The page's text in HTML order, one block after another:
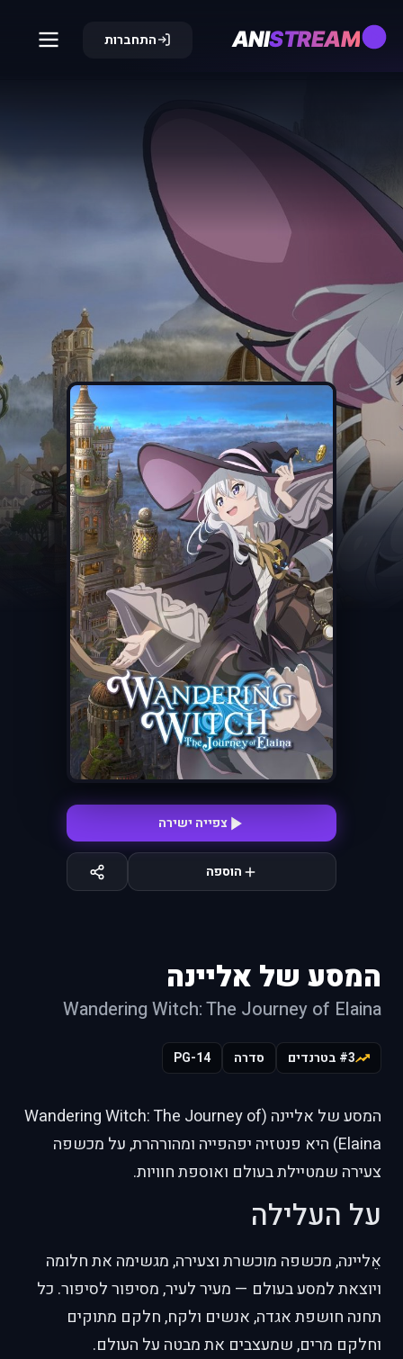
ANISTREAM התחברות
צפייה ישירה
הוספה
המסע של אליינה
Wandering Witch: The Journey of Elaina
#3 בטרנדים סדרה PG-14
המסע של אליינה (Wandering Witch: The Journey of
Elaina) היא פנטזיה יפהפייה ומהורהרת, על מכשפה
צעירה שמטיילת בעולם ואוספת חוויות.
על העלילה
אֵליינה, מכשפה מוכשרת וצעירה, מגשימה את חלומה
ויוצאת למסע בעולם — מעיר לעיר, מסיפור לסיפור. כל
תחנה חושפת אגדה, אנשים ולקח, חלקם מתוקים
וחלקם מרים, שמעצבים את מבטה על העולם.